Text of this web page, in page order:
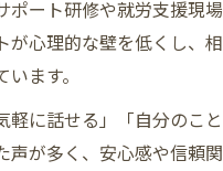
ポート研修や就労支援現
が心理的な壁を低くし、
ます。
軽に話せる」「自分のこ
声が多く、安心感や信頼